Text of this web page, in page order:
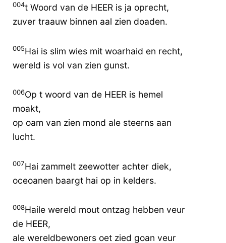
004t Woord van de HEER is ja oprecht,
zuver traauw binnen aal zien doaden.
005Hai is slim wies mit woarhaid en recht,
wereld is vol van zien gunst.
006Op t woord van de HEER is hemel
moakt,
op oam van zien mond ale steerns aan
lucht.
007Hai zammelt zeewotter achter diek,
oceoanen baargt hai op in kelders.
008Haile wereld mout ontzag hebben veur
de HEER,
ale wereldbewoners oet zied goan veur